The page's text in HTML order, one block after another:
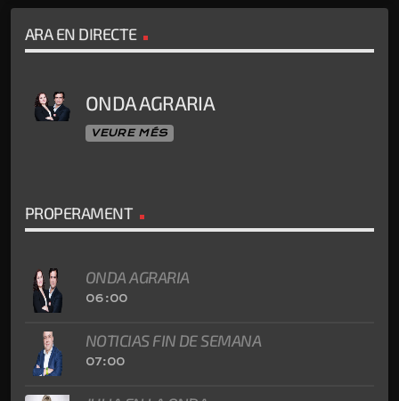
ARA EN DIRECTE
ONDA AGRARIA
VEURE MÉS
PROPERAMENT
ONDA AGRARIA
06:00
NOTICIAS FIN DE SEMANA
07:00